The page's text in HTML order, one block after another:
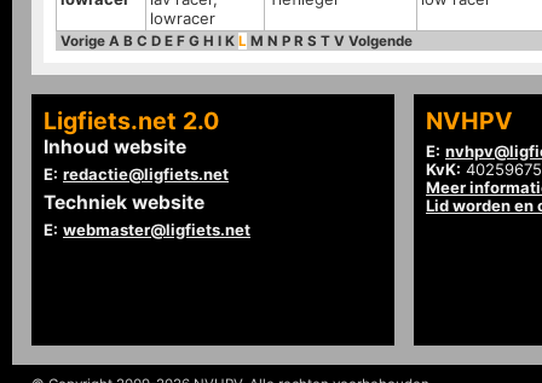
lowracer
Vorige A B C D E F G H I K L M N P R S T V Volgende
Ligfiets.net 2.0
Inhoud website
E: redactie@ligfiets.net
Techniek website
E: webmaster@ligfiets.net
NVHPV
E:
KvK: 40259675
Meer
Lid worden en